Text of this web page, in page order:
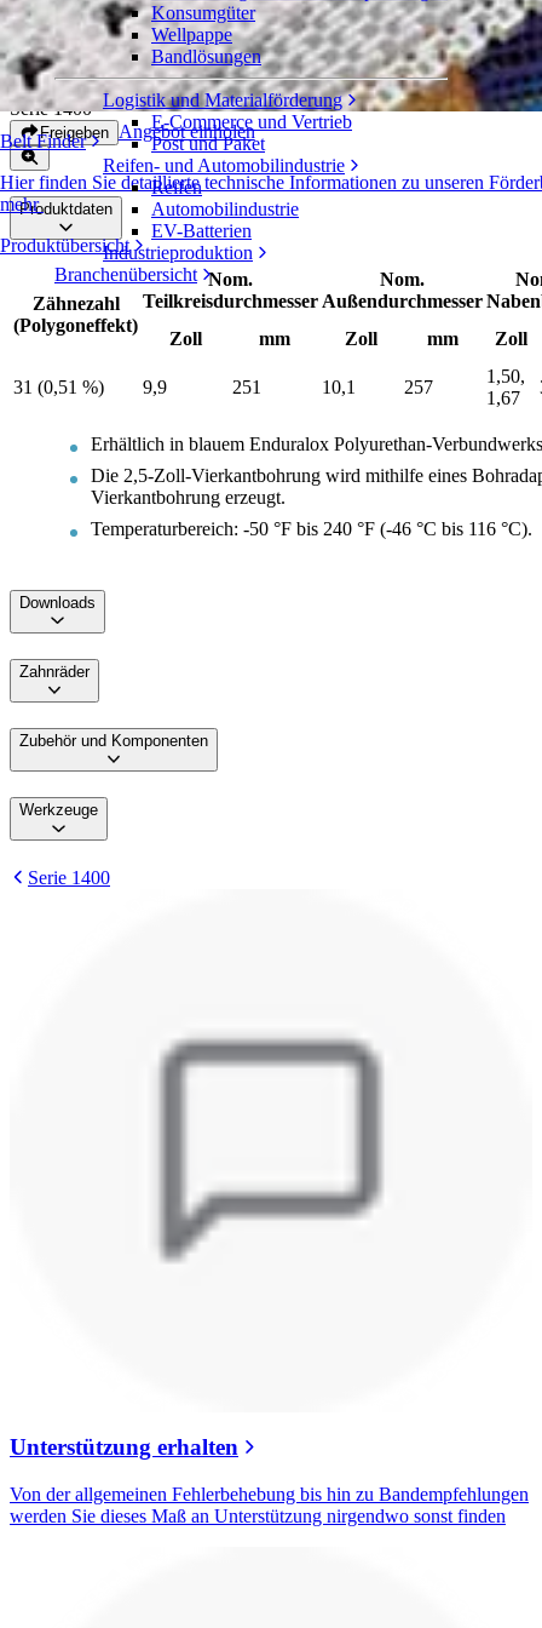
Belt Finder
Hier finden Sie detaillierte technische Informationen zu unseren
mehr
Produktübersicht
Konsumgüter
Wellpappe
Bandlösungen
Logistik und Materialförderung
E-Commerce und Vertrieb
Post und Paket
Reifen- und Automobilindustrie
Reifen
Automobilindustrie
EV-Batterien
Industrieproduktion
Branchenübersicht
Geteilte Zahnräder aus Polyurethan-
Verbundwerkstoff
Serie 1400
Freigeben Angebot einholen
Produktdaten
Zähnezahl
(Polygoneffekt)
Nom.
Teilkreisdurchmesser
Nom.
Außendurchmesser
Zoll
mm Zoll mm Zoll
31 (0,51 %) 9,9 251 10,1 257
1,50,
1,67
Erhältlich in blauem Enduralox Polyurethan-
Die 2,5-Zoll-Vierkantbohrung wird mithilfe eines
Vierkantbohrung erzeugt.
Temperaturbereich: -50 °F bis 240 °F (-46 °C bis 116 °C).
Downloads
Zahnräder
Zubehör und Komponenten
Werkzeuge
Serie 1400
Unterstützung erhalten
Von der allgemeinen Fehlerbehebung bis hin zu Bandempfehlungen
werden Sie dieses Maß an Unterstützung nirgendwo sonst finden